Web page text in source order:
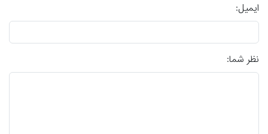
ایمیل:
نظر شما: